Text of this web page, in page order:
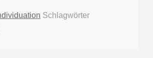
Schlagwörter